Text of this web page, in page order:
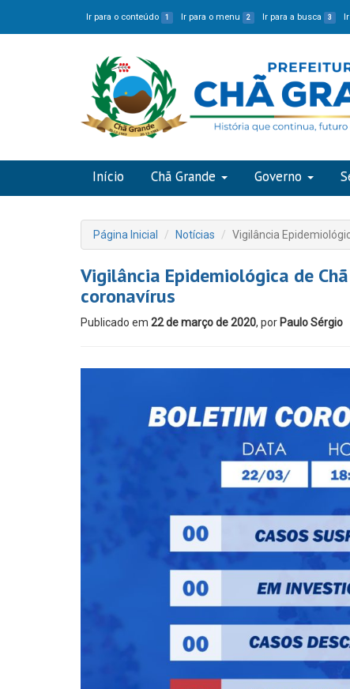
Ir para o conteúdo 1 Ir para o menu 2 Ir para a busca 3
Início Chã Grande Governo
Página Inicial Notícias Vigilância
Vigilância Epidemiológica de
coronavírus
Publicado em 22 de março de 2020, por Paulo Sérgio